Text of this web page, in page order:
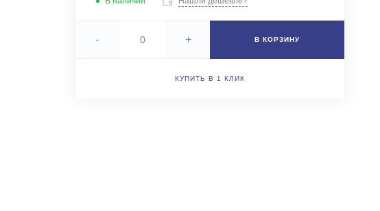
Чапаева 43
Пн-Чт: 9:00-16:00 (обед
12:00-13:00) Пт: 9:00-
13:00) Сб-Вс: Выходной
info@astra-ek.ru
- + В КОРЗИНУ
КУПИТЬ В 1 КЛИК